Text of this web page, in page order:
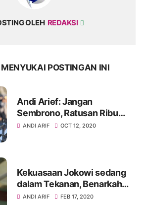
OLEH REDAKSI
POSTINGAN INI
Andi Arief: Jangan
Sembrono, Ratusan Ribu
Senjata Tidak Akan Bisa
ANDI ARIF OCT 12, 2020
Kekuasaan Jokowi sedang
dalam Tekanan, Benarkah
Demikian? Kata Andi Arif
ANDI ARIF FEB 17, 2020